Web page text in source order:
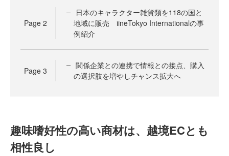
Page 2
日本のキャラクター雑貨類を118の国と
地域に販売 iineTokyo Internationalの事
例紹介
Page 3
関係企業との連携で情報との接点、購入
の選択肢を増やしチャンス拡大へ
趣味嗜好性の高い商材は、越境ECとも
相性良し